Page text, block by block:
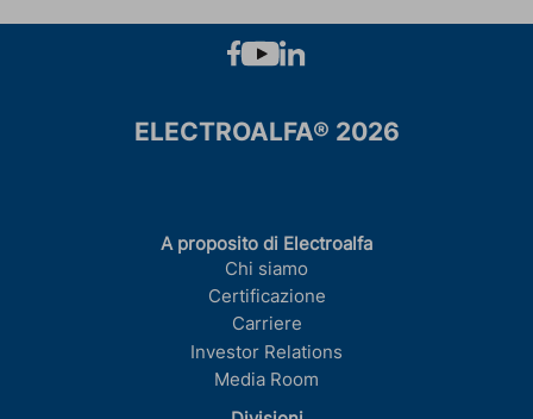
ELECTROALFA® 2026
A proposito di Electroalfa
Chi siamo
Certificazione
Carriere
Investor Relations
Media Room